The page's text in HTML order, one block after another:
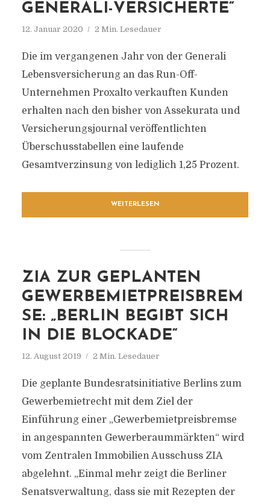
GENERALI-VERSICHERTE“
12. Januar 2020 2 Min. Lesedauer
Die im vergangenen Jahr von der Generali
Lebensversicherung an das Run-Off-
Unternehmen Proxalto verkauften Kunden
erhalten nach den bisher von Assekurata und
Versicherungsjournal veröffentlichten
Überschusstabellen eine laufende
Gesamtverzinsung von lediglich 1,25 Prozent.
WEITERLESEN
ZIA ZUR GEPLANTEN
GEWERBEMIETPREISBREM
SE: „BERLIN BEGIBT SICH
IN DIE BLOCKADE“
12. August 2019 2 Min. Lesedauer
Die geplante Bundesratsinitiative Berlins zum
Gewerbemietrecht mit dem Ziel der
Einführung einer „Gewerbemietpreisbremse
in angespannten Gewerberaummärkten“ wird
vom Zentralen Immobilien Ausschuss ZIA
abgelehnt. „Einmal mehr zeigt die Berliner
Senatsverwaltung, dass sie mit Rezepten der